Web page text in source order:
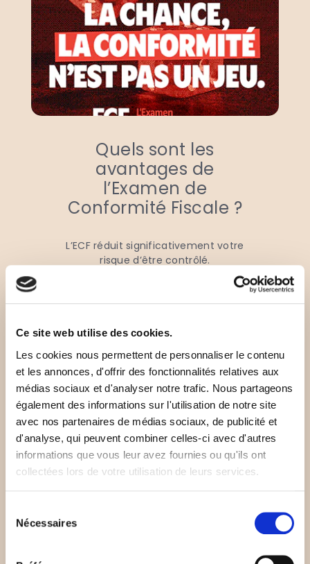
Ce site web utilise des cookies.
Les cookies nous permettent de personnaliser le contenu
et les annonces, d'offrir des fonctionnalités relatives aux
médias sociaux et d'analyser notre trafic. Nous partageons
également des informations sur l'utilisation de notre site
avec nos partenaires de médias sociaux, de publicité et
d'analyse, qui peuvent combiner celles-ci avec d'autres
informations que vous leur avez fournies ou qu'ils ont
collectées lors de votre utilisation de leurs services.
Nécessaires
Quels sont les
avantages de
l’Examen de
Conformité Fiscale ?
L’ECF réduit significativement votre
risque d’être contrôlé.
L’ECF offre une absence de majoration
et d’intérêt de retard sur les points
redressement.
L’ECF vous assure de la bonne
application des règles comptables et
fiscales.
→ L’ECF vous apporte une tranquillité
d’esprit pour vous concentrer sur
votre cœur d’activité.